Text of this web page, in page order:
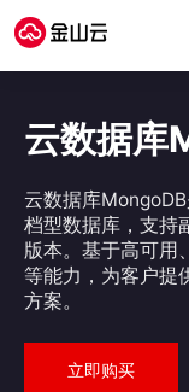
云数据库
云数据库
档型数据库，支持
版本。基于高可用
等能力，为客户提
方案。
立即购买